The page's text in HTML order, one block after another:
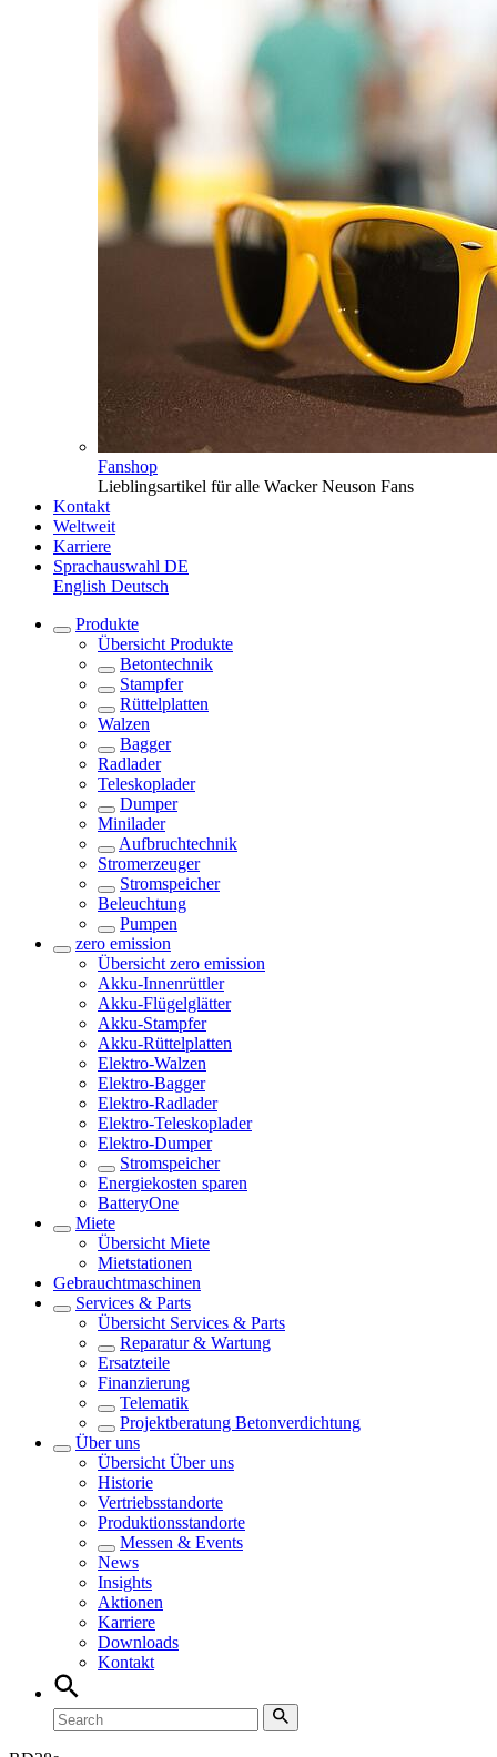
Fanshop
Lieblingsartikel für alle Wacker Neuson Fans
Kontakt
Weltweit
Karriere
Sprachauswahl DE
English Deutsch
Produkte
Übersicht Produkte
Betontechnik
Stampfer
Rüttelplatten
Walzen
Bagger
Radlader
Teleskoplader
Dumper
Minilader
Aufbruchtechnik
Stromerzeuger
Stromspeicher
Beleuchtung
Pumpen
zero emission
Übersicht zero emission
Akku-Innenrüttler
Akku-Flügelglätter
Akku-Stampfer
Akku-Rüttelplatten
Elektro-Walzen
Elektro-Bagger
Elektro-Radlader
Elektro-Teleskoplader
Elektro-Dumper
Stromspeicher
Energiekosten sparen
BatteryOne
Miete
Übersicht Miete
Mietstationen
Gebrauchtmaschinen
Services & Parts
Übersicht Services & Parts
Reparatur & Wartung
Ersatzteile
Finanzierung
Telematik
Projektberatung Betonverdichtung
Über uns
Übersicht Über uns
Historie
Vertriebsstandorte
Produktionsstandorte
Messen & Events
News
Insights
Aktionen
Karriere
Downloads
Kontakt